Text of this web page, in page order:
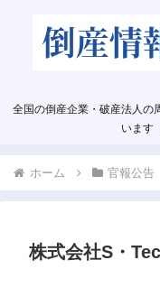
全国の倒産企業・破産法人の
います
ホーム 官報公告
株式会社S・